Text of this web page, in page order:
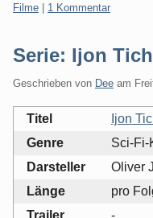
Kategorien:
Filme 1 Kommentar
Serie: Ijon
Geschrieben von Dee am
Titel
Ijon
Genre
Sci-Fi-
Darsteller
Oliver
Länge
pro